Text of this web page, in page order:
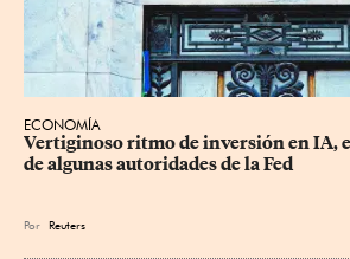
ECONOMÍA
Vertiginoso ritmo de inversión en IA,
de algunas autoridades de la Fed
Por Reuters